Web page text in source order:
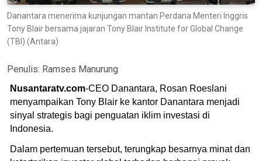
Danantara menerima kunjungan mantan Perdana Menteri Inggris
Tony Blair bersama jajaran Tony Blair Institute for Global Change
(TBI) (Antara)
Penulis: Ramses Manurung
Nusantaratv.com-CEO Danantara, Rosan Roeslani
menyampaikan Tony Blair ke kantor Danantara menjadi
sinyal strategis bagi penguatan iklim investasi di
Indonesia.
Dalam pertemuan tersebut, terungkap besarnya minat dan